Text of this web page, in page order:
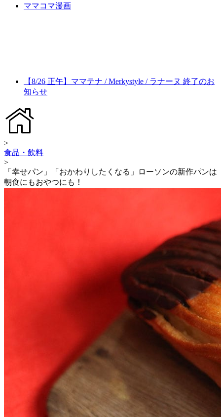
ママコマ漫画
【8/26 正午】ママテナ / Merkystyle / ラナーヌ 終了のお
知らせ
>
食品・飲料
>
「幸せパン」「おかわりしたくなる」ローソンの新作パンは
朝食にもおやつにも！